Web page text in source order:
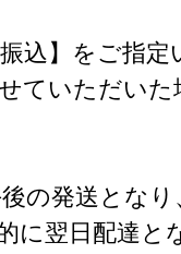
込】をご指定
ていただいた
の発送となり
に翌日配達と